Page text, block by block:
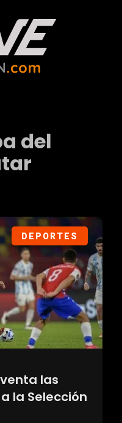
del
DEPORTES
las
la Selección